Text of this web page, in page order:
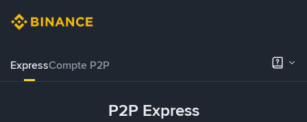
ExpressCompte P2P
P2P Express